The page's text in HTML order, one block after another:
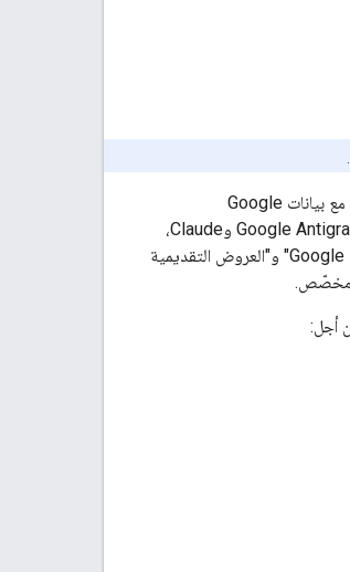
عن بُعد تتيح لوكلاء الذكاء الاصطناعي التفاعل بأمان مع بيانات Google
Workspace. من خلال ضبط خوادم Google Workspace MCP، يمكنك السماح لتطبيقات الذكاء الاصطناعي، مثل Google Antigravity وClaude،
بتنفيذ إجراءات في تطبيقات Google Workspace، مثل Gmail وGoogle Drive و"مستندات Google" و"جداول بيانات Google" و"العروض التقديمية